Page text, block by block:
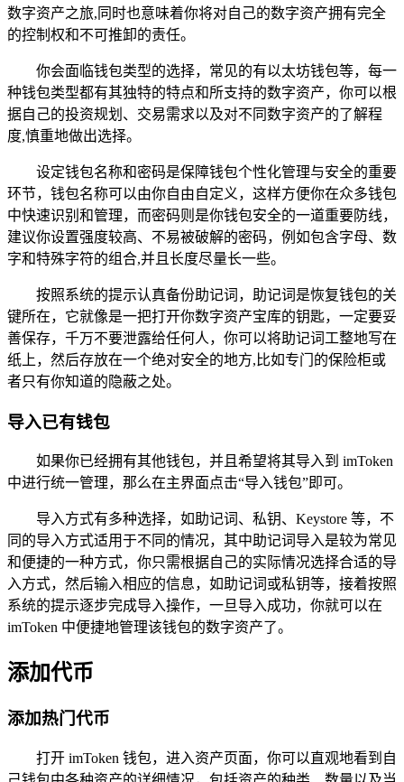
数字资产之旅,同时也意味着你将对自己的数字资产拥有完全
的控制权和不可推卸的责任。
你会面临钱包类型的选择，常见的有以太坊钱包等，每一
种钱包类型都有其独特的特点和所支持的数字资产，你可以根
据自己的投资规划、交易需求以及对不同数字资产的了解程
度,慎重地做出选择。
设定钱包名称和密码是保障钱包个性化管理与安全的重要
环节，钱包名称可以由你自由自定义，这样方便你在众多钱包
中快速识别和管理，而密码则是你钱包安全的一道重要防线，
建议你设置强度较高、不易被破解的密码，例如包含字母、数
字和特殊字符的组合,并且长度尽量长一些。
按照系统的提示认真备份助记词，助记词是恢复钱包的关
键所在，它就像是一把打开你数字资产宝库的钥匙，一定要妥
善保存，千万不要泄露给任何人，你可以将助记词工整地写在
纸上，然后存放在一个绝对安全的地方,比如专门的保险柜或
者只有你知道的隐蔽之处。
导入已有钱包
如果你已经拥有其他钱包，并且希望将其导入到 imToken
中进行统一管理，那么在主界面点击“导入钱包”即可。
导入方式有多种选择，如助记词、私钥、Keystore 等，不
同的导入方式适用于不同的情况，其中助记词导入是较为常见
和便捷的一种方式，你只需根据自己的实际情况选择合适的导
入方式，然后输入相应的信息，如助记词或私钥等，接着按照
系统的提示逐步完成导入操作，一旦导入成功，你就可以在
imToken 中便捷地管理该钱包的数字资产了。
添加代币
添加热门代币
打开 imToken 钱包，进入资产页面，你可以直观地看到自